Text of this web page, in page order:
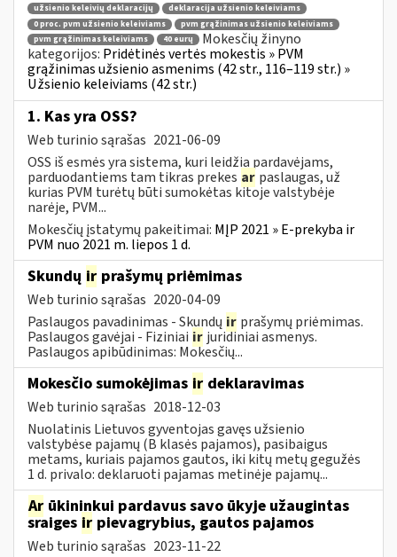
užsienio keleivių deklaracijų
deklaracija užsienio keleiviams
0 proc. pvm užsienio keleiviams
pvm grąžinimas užsienio keleiviams
pvm grąžinimas keleiviams
40 eurų
Mokesčių žinyno
kategorijos: Pridėtinės vertės mokestis » PVM
grąžinimas užsienio asmenims (42 str., 116–119 str.) »
Užsienio keleiviams (42 str.)
1. Kas yra OSS?
Web turinio sąrašas 2021-06-09
OSS iš esmės yra sistema, kuri leidžia pardavėjams,
parduodantiems tam tikras prekes ar paslaugas, už
kurias PVM turėtų būti sumokėtas kitoje valstybėje
narėje, PVM...
Mokesčių įstatymų pakeitimai: MĮP 2021 » E-prekyba ir
PVM nuo 2021 m. liepos 1 d.
Skundų ir prašymų priėmimas
Web turinio sąrašas 2020-04-09
Paslaugos pavadinimas - Skundų ir prašymų priėmimas.
Paslaugos gavėjai - Fiziniai ir juridiniai asmenys.
Paslaugos apibūdinimas: Mokesčių...
Mokesčio sumokėjimas ir deklaravimas
Web turinio sąrašas 2018-12-03
Nuolatinis Lietuvos gyventojas gavęs užsienio
valstybėse pajamų (B klasės pajamos), pasibaigus
metams, kuriais pajamos gautos, iki kitų metų gegužės
1 d. privalo: deklaruoti pajamas metinėje pajamų...
Ar ūkininkui pardavus savo ūkyje užaugintas
sraiges ir pievagrybius, gautos pajamos
Web turinio sąrašas 2023-11-22